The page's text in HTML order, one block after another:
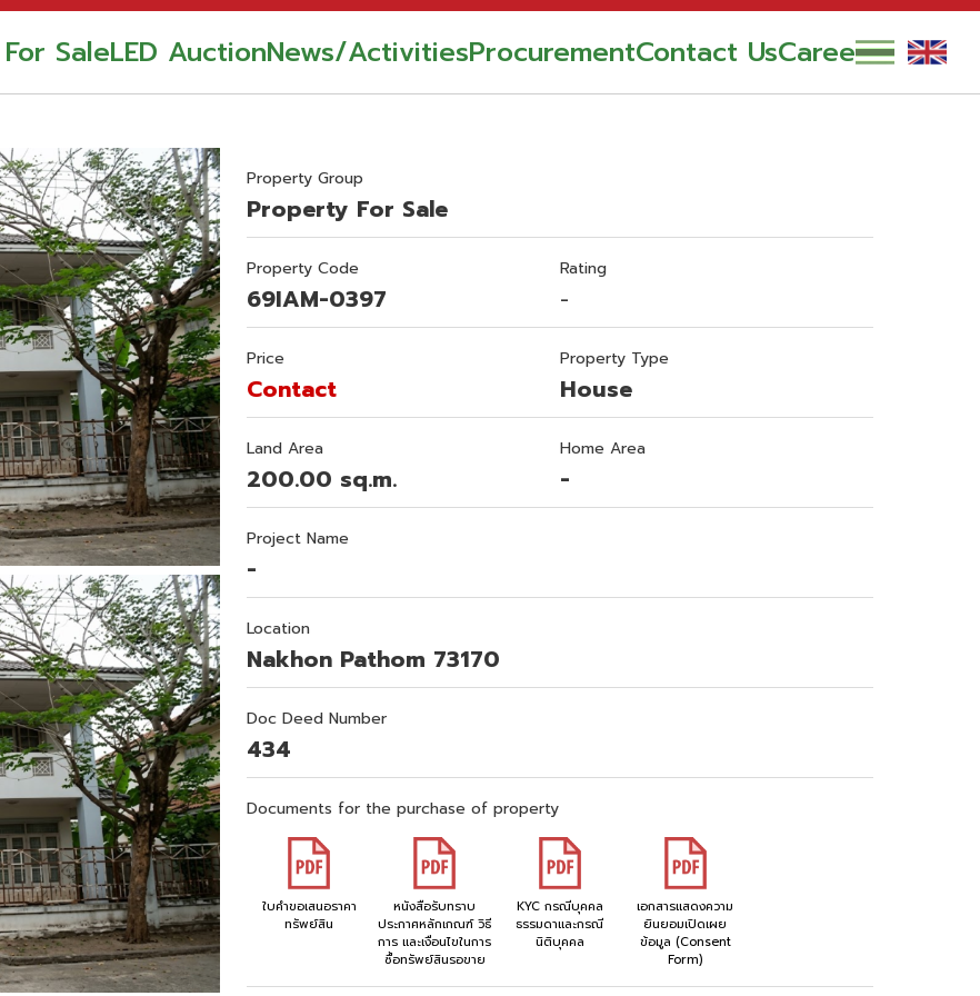
SaleLED AuctionNews/ActivitiesProcurementContact UsCareer
Property Group
Property For Sale
Property Code
69IAM-0397
Rating
-
Price
Contact
Property Type
House
Land Area
200.00 sq.m.
Home Area
-
Project Name
-
Location
Nakhon Pathom 73170
Doc Deed Number
434
Documents for the purchase of property
ใบคำขอเสนอราคา
ทรัพย์สิน
หนังสือรับทราบ
ประกาศหลักเกณฑ์ วิธี
การ และเงื่อนไขในการ
ซื้อทรัพย์สินรอขาย
KYC กรณีบุคคล
ธรรมดาและกรณี
นิติบุคคล
เอกสารแสดงความ
ยินยอมเปิดเผย
ข้อมูล (Consent
Form)